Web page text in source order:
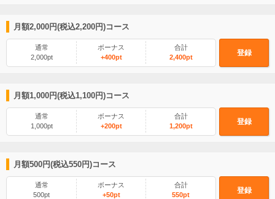
月額2,000円(税込2,200円)コース
通常
2,000pt
ボーナス
+400pt
合計
2,400pt
登録
月額1,000円(税込1,100円)コース
通常
1,000pt
ボーナス
+200pt
合計
1,200pt
登録
月額500円(税込550円)コース
通常
500pt
ボーナス
+50pt
合計
550pt
登録